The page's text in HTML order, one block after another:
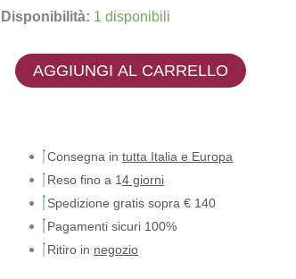
Disponibilità: 1 disponibili
Trevi
Clark
AGGIUNGI AL CARRELLO
Consegna in tutta Italia e Europa
Reso fino a 14 giorni
Spedizione gratis sopra € 140
Pagamenti sicuri 100%
Ritiro in negozio